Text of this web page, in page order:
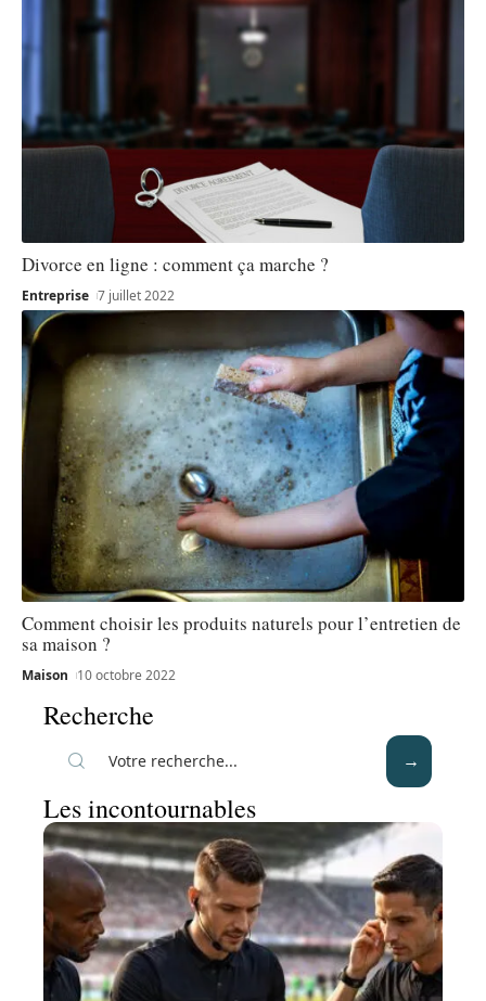
Divorce en ligne : comment ça marche ?
Entreprise 7 juillet 2022
Comment choisir les produits naturels pour l’entretien de
sa maison ?
Maison 10 octobre 2022
Recherche
Les incontournables